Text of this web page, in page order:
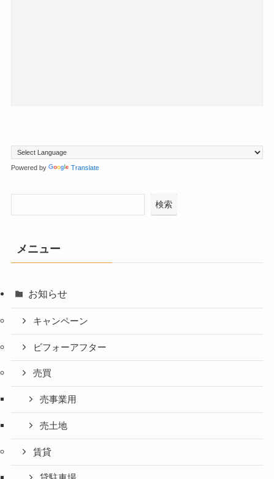
Powered by Translate
検索
メニュー
お知らせ
キャンペーン
ビフォーアフター
売買
売事業用
売土地
賃貸